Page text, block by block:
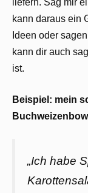
liefern. Sag mir
kann daraus ein
Ideen oder
kann dir auch
ist.
Beispiel: mein
Buchweizenbowl
„Ich habe